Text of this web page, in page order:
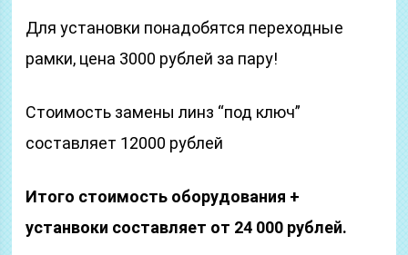
Для установки понадобятся переходные
рамки, цена 3000 рублей за пару!
Стоимость замены линз “под ключ”
составляет 12000 рублей
Итого стоимость оборудования +
устанвоки составляет от 24 000 рублей.